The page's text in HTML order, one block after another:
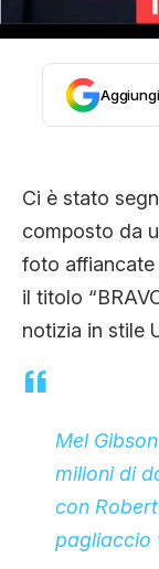
CONTATTI
Ci è stato
composto da
foto affiancate
il titolo
notizia in stile
Mel
milioni di
con
pagliaccio